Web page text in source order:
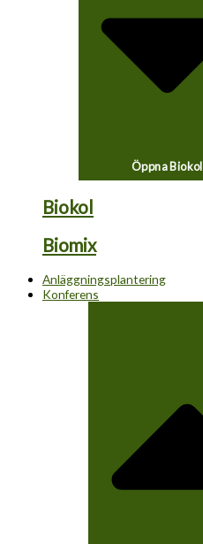
Öppna Biokol
Biokol
Biomix
Anläggningsplantering
Konferens